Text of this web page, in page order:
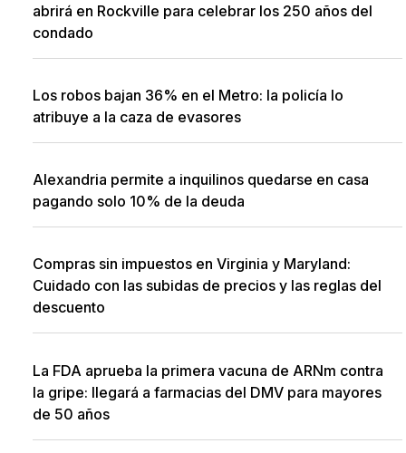
abrirá en Rockville para celebrar los 250 años del
condado
Los robos bajan 36% en el Metro: la policía lo
atribuye a la caza de evasores
Alexandria permite a inquilinos quedarse en casa
pagando solo 10% de la deuda
Compras sin impuestos en Virginia y Maryland:
Cuidado con las subidas de precios y las reglas del
descuento
La FDA aprueba la primera vacuna de ARNm contra
la gripe: llegará a farmacias del DMV para mayores
de 50 años